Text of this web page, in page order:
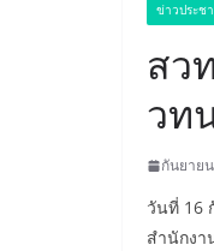
ข่าวประช
สว
วท
กันยาย
วันที่ 16
สำนักงา